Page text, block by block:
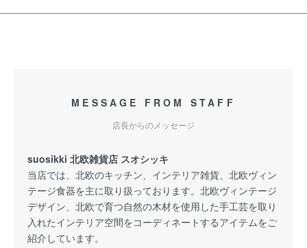
MESSAGE FROM STAFF
店長からのメッセージ
suosikki 北欧雑貨店 スオシッキ
当店では、北欧のキッチン、インテリア雑貨、北欧ヴィン
テージ食器を主に取り扱っております。北欧ヴィンテージ
デザイン、北欧で育つ自然の木材を使用した手工芸を取り
入れたインテリア空間をコーディネートするアイテムをご
紹介しています。